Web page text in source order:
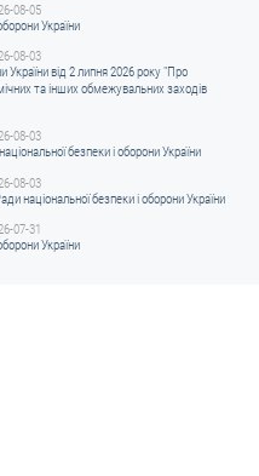
08-05
України
08-03
України від 2 липня 2026 року "Про
та інших обмежувальних заходів
08-03
безпеки і оборони України
08-03
національної безпеки і оборони України
07-31
України